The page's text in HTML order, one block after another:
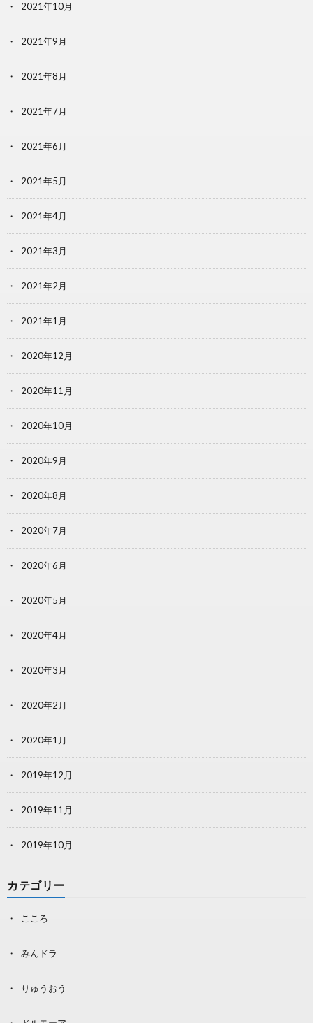
2021年10月
2021年9月
2021年8月
2021年7月
2021年6月
2021年5月
2021年4月
2021年3月
2021年2月
2021年1月
2020年12月
2020年11月
2020年10月
2020年9月
2020年8月
2020年7月
2020年6月
2020年5月
2020年4月
2020年3月
2020年2月
2020年1月
2019年12月
2019年11月
2019年10月
カテゴリー
こころ
みんドラ
りゅうおう